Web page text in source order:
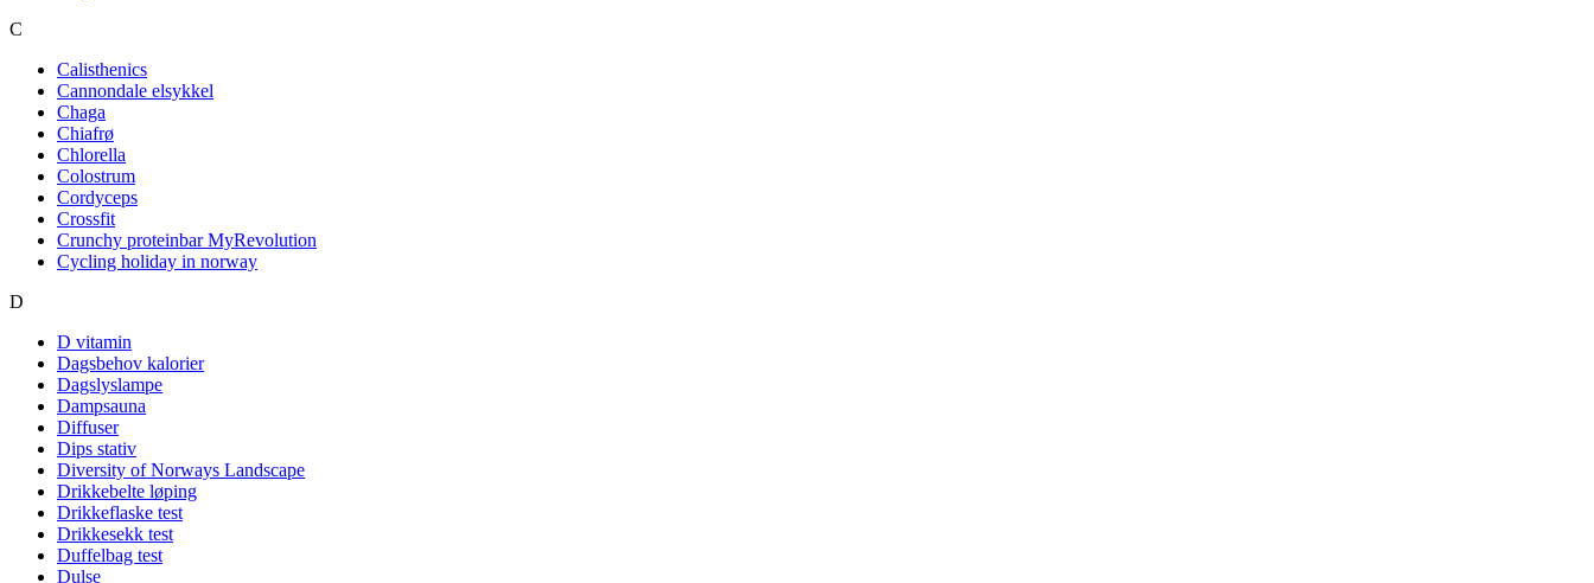
C
Calisthenics
Cannondale elsykkel
Chaga
Chiafrø
Chlorella
Colostrum
Cordyceps
Crossfit
Crunchy proteinbar MyRevolution
Cycling holiday in norway
D
D vitamin
Dagsbehov kalorier
Dagslyslampe
Dampsauna
Diffuser
Dips stativ
Diversity of Norways Landscape
Drikkebelte løping
Drikkeflaske test
Drikkesekk test
Duffelbag test
Dulse